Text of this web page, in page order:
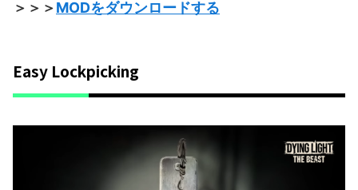
＞＞＞MODをダウンロードする
Easy Lockpicking